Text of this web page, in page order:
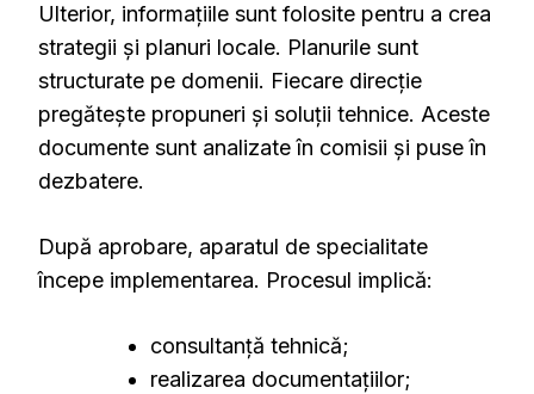
Ulterior, informațiile sunt folosite pentru a crea
strategii și planuri locale. Planurile sunt
structurate pe domenii. Fiecare direcție
pregătește propuneri și soluții tehnice. Aceste
documente sunt analizate în comisii și puse în
dezbatere.
După aprobare, aparatul de specialitate
începe implementarea. Procesul implică:
consultanță tehnică;
realizarea documentațiilor;